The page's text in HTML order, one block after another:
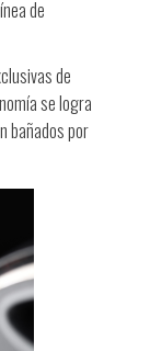
de
de
se logra
bañados por